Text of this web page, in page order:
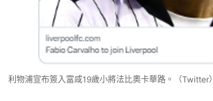
利物浦宣布簽入富咸19歲小將法比奧卡華路。（Twitter）